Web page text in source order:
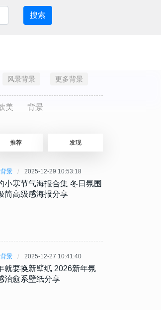
搜索
风景背景 更多背景
美 背景
推荐 发现
景 2025-12-29 10:53:18
小寒节气海报合集 冬日氛围
简高级感海报分享
景 2025-12-27 10:41:40
就要换新壁纸 2026新年氛
治愈系壁纸分享